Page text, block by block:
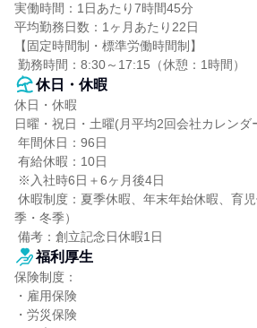
実働時間：1日あたり7時間45分
平均勤務日数：1ヶ月あたり22日
【固定時間制・標準労働時間制】
勤務時間：8:30～17:15（休憩：1時間）
休日・休暇
休日・休暇
日曜・祝日・土曜(月平均2回会社カレンダ
季・冬季）
備考：創立記念日休暇1日
福利厚生
保険制度：
・雇用保険
・労災保険